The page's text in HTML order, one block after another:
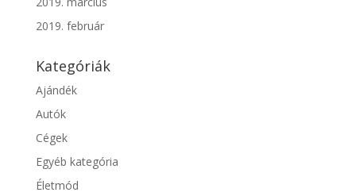
2019. február
Kategóriák
Ajándék
Autók
Cégek
Egyéb kategória
Életmód